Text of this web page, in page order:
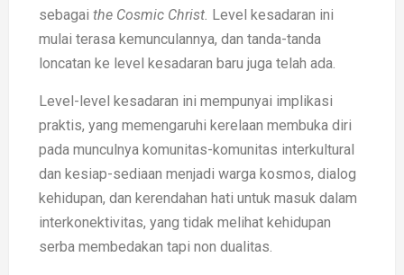
sebagai the Cosmic Christ. Level kesadaran ini
mulai terasa kemunculannya, dan tanda-tanda
loncatan ke level kesadaran baru juga telah ada.
Level-level kesadaran ini mempunyai implikasi
praktis, yang memengaruhi kerelaan membuka diri
pada munculnya komunitas-komunitas interkultural
dan kesiap-sediaan menjadi warga kosmos, dialog
kehidupan, dan kerendahan hati untuk masuk dalam
interkonektivitas, yang tidak melihat kehidupan
serba membedakan tapi non dualitas.